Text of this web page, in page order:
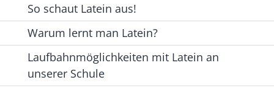
So schaut Latein aus!
Warum lernt man Latein?
Laufbahnmöglichkeiten mit Latein an
unserer Schule